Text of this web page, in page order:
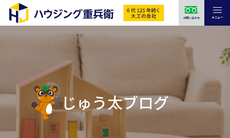
お問い合わせ メニュー
じゅう太ブログ